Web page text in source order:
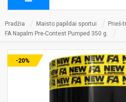
Pradžia Maisto papildai sportui
Prieš-
FA Napalm Pre-Contest Pumped 350 g.
-20%